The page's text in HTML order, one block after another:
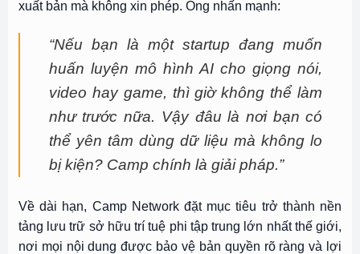
xuất bản mà không xin phép. Ông nhấn mạnh:
“Nếu bạn là một startup đang muốn
huấn luyện mô hình AI cho giọng nói,
video hay game, thì giờ không thể làm
như trước nữa. Vậy đâu là nơi bạn có
thể yên tâm dùng dữ liệu mà không lo
bị kiện? Camp chính là giải pháp.”
Về dài hạn, Camp Network đặt mục tiêu trở thành nền
tảng lưu trữ sở hữu trí tuệ phi tập trung lớn nhất thế giới,
nơi mọi nội dung được bảo vệ bản quyền rõ ràng và lợi